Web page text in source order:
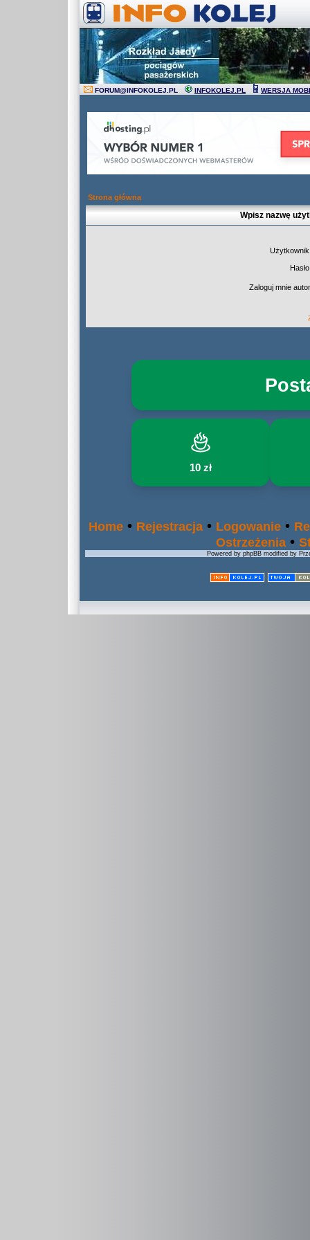
FORUM@INFOKOLEJ.PL INFOKOLEJ.PL WERSJA
Strona główna
Wpisz nazwę
Zaloguj mnie
10 zł
Home • Rejestracja • Logowanie •
Ostrzeżenia •
Powered by phpBB modified by